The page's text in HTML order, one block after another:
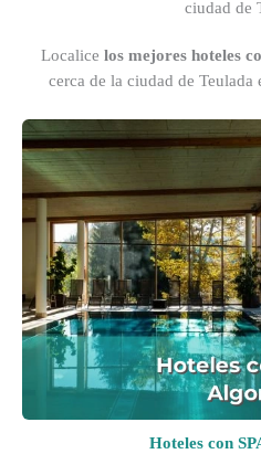
ciudad de
Localice los mejores hoteles
cerca de la ciudad de Teulada
Hoteles con